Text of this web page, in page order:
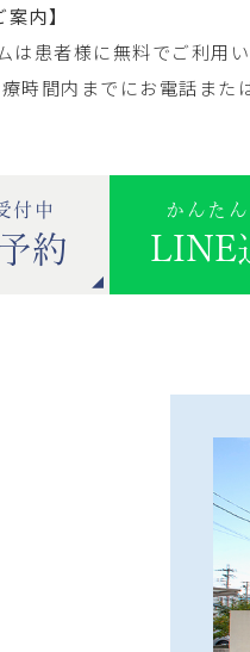
内】
は患者様に無料でご利用
時間内までにお電話また
付中
約
かんた
LINE